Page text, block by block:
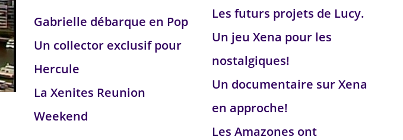
Gabrielle débarque en Pop
Un collector exclusif pour
Hercule
La Xenites Reunion
Weekend
Les futurs projets de Lucy.
Un jeu Xena pour les
nostalgiques!
Un documentaire sur Xena
en approche!
Les Amazones ont